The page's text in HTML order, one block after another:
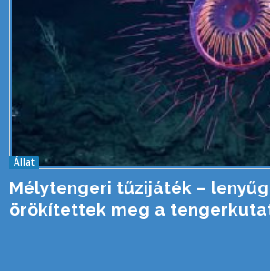
Állat
Mélytengeri tűzijáték –
örökítettek meg a